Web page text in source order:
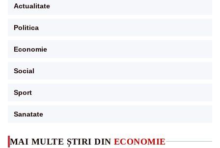
MAI MULTE ȘTIRI DIN ECONOMIE
Actualitate
Politica
Economie
Social
Sport
Sanatate